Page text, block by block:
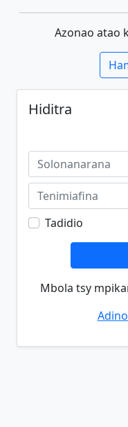
Azonao atao
Hiditra
Tadidio
Mbola tsy